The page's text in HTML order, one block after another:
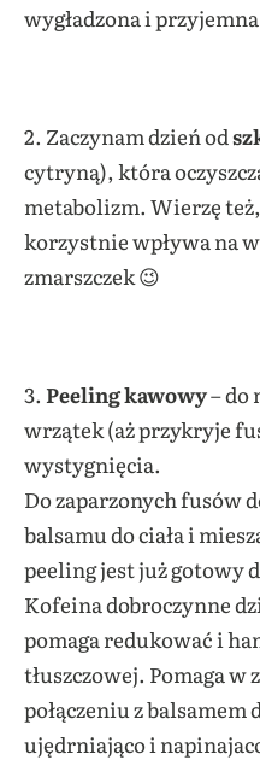
wygładzona i
2. Zaczynam dzień od
cytryną), która
metabolizm. Wierzę
korzystnie wpływa na
zmarszczek 😉
3. Peeling kawowy– do
wrzątek (aż przykryje
wystygnięcia.
Do zaparzonych fusów
balsamu do ciała i
peeling jest już gotowy
Kofeina dobroczynne
pomaga redukować i
tłuszczowej. Pomaga
połączeniu z balsamem
ujędrniająco i